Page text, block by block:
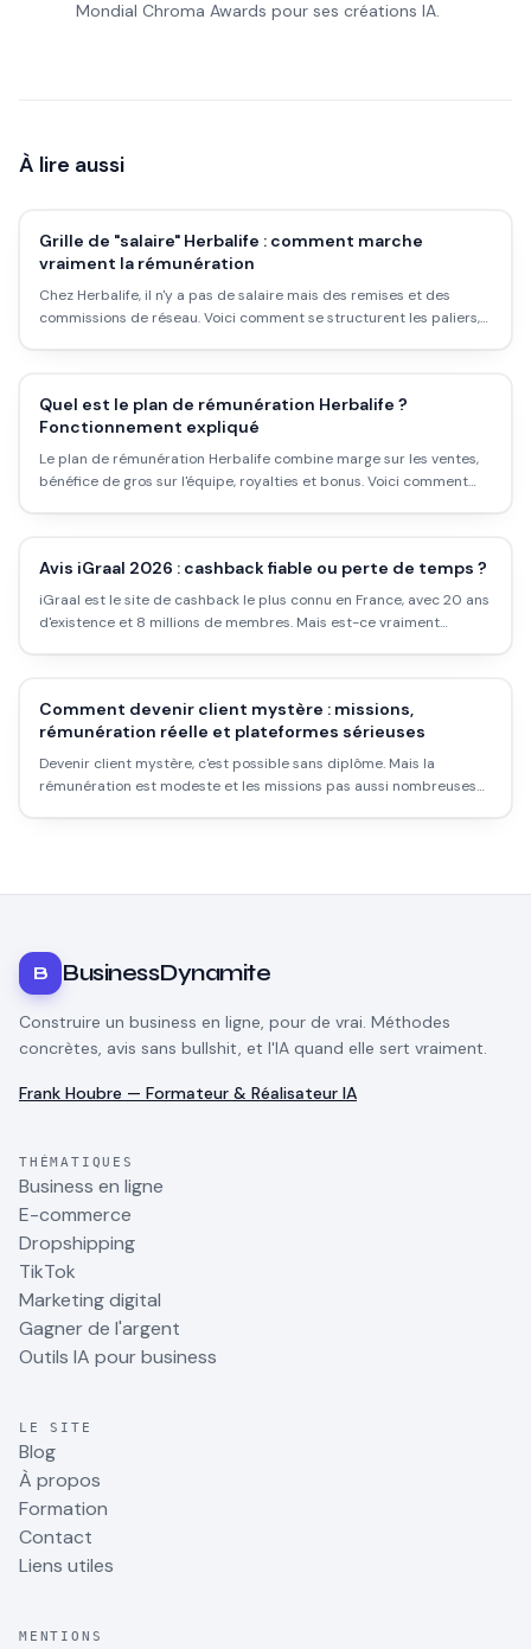
Mondial Chroma Awards pour ses créations IA.
À lire aussi
Grille de "salaire" Herbalife : comment marche
vraiment la rémunération
Chez Herbalife, il n'y a pas de salaire mais des remises et des
commissions de réseau. Voici comment se structurent les paliers,
Quel est le plan de rémunération Herbalife ?
Fonctionnement expliqué
Le plan de rémunération Herbalife combine marge sur les ventes,
bénéfice de gros sur l'équipe, royalties et bonus. Voici comment
Avis iGraal 2026 : cashback fiable ou perte de temps ?
iGraal est le site de cashback le plus connu en France, avec 20 ans
d'existence et 8 millions de membres. Mais est-ce vraiment
Comment devenir client mystère : missions,
rémunération réelle et plateformes sérieuses
Devenir client mystère, c'est possible sans diplôme. Mais la
rémunération est modeste et les missions pas aussi nombreuses
B BusinessDynamite
Construire un business en ligne, pour de vrai. Méthodes
concrètes, avis sans bullshit, et l'IA quand elle sert vraiment.
Frank Houbre — Formateur & Réalisateur IA
THÉMATIQUES
Business en ligne
E-commerce
Dropshipping
TikTok
Marketing digital
Gagner de l'argent
Outils IA pour business
LE SITE
Blog
À propos
Formation
Contact
Liens utiles
MENTIONS